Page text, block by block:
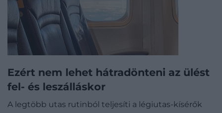
Ezért nem lehet hátradönteni az ülést
fel- és leszálláskor
A legtöbb utas rutinból teljesíti a légiutas-kísérők